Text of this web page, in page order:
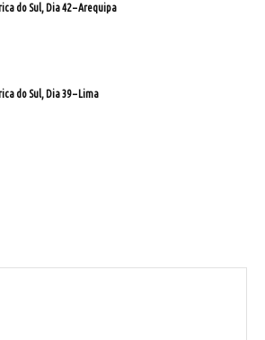
do Sul, Dia 42 – Arequipa
do Sul, Dia 39 – Lima